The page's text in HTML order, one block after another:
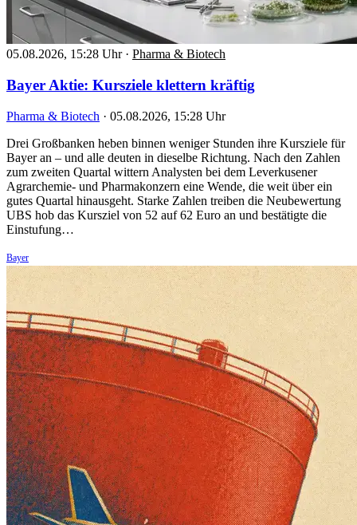
05.08.2026, 15:28 Uhr · Pharma & Biotech
Bayer Aktie: Kursziele klettern kräftig
Pharma & Biotech · 05.08.2026, 15:28 Uhr
Drei Großbanken heben binnen weniger Stunden ihre Kursziele für
Bayer an – und alle deuten in dieselbe Richtung. Nach den Zahlen
zum zweiten Quartal wittern Analysten bei dem Leverkusener
Agrarchemie- und Pharmakonzern eine Wende, die weit über ein
gutes Quartal hinausgeht. Starke Zahlen treiben die Neubewertung
UBS hob das Kursziel von 52 auf 62 Euro an und bestätigte die
Einstufung…
Bayer